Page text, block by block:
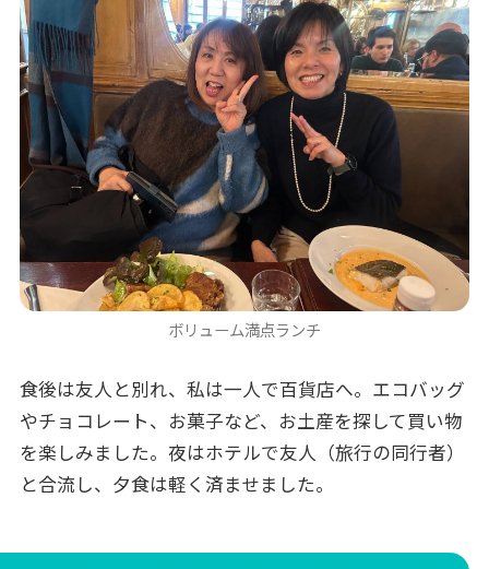
ボリューム満点ランチ
食後は友人と別れ、私は一人で百貨店へ。エコバッグ
やチョコレート、お菓子など、お土産を探して買い物
を楽しみました。夜はホテルで友人（旅行の同行者）
と合流し、夕食は軽く済ませました。